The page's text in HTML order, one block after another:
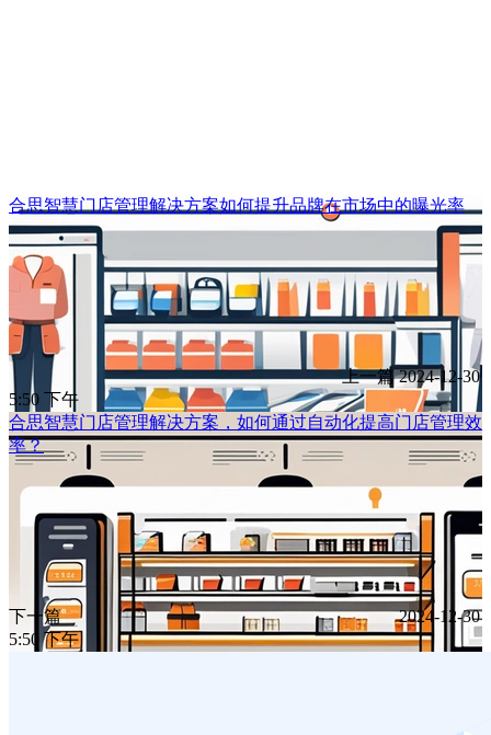
合思智慧门店管理解决方案如何提升品牌在市场中的曝光率
上一篇 2024-12-30
5:50 下午
合思智慧门店管理解决方案，如何通过自动化提高门店管理效
率？
下一篇
2024-12-30
5:50 下午